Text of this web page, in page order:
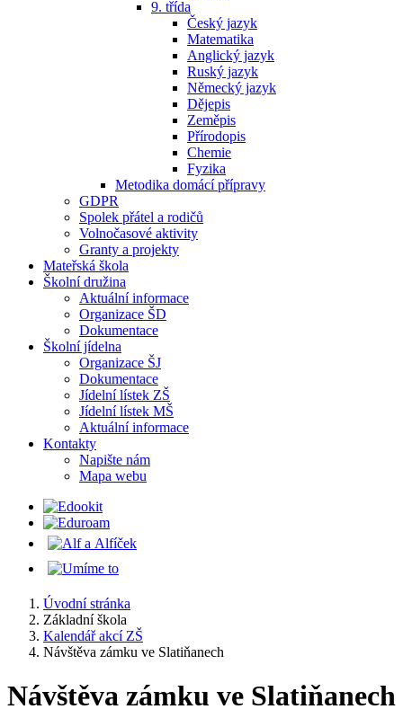
9. třída
Český jazyk
Matematika
Anglický jazyk
Ruský jazyk
Německý jazyk
Dějepis
Zeměpis
Přírodopis
Chemie
Fyzika
Metodika domácí přípravy
GDPR
Spolek přátel a rodičů
Volnočasové aktivity
Granty a projekty
Mateřská škola
Školní družina
Aktuální informace
Organizace ŠD
Dokumentace
Školní jídelna
Organizace ŠJ
Dokumentace
Jídelní lístek ZŠ
Jídelní lístek MŠ
Aktuální informace
Kontakty
Napište nám
Mapa webu
Úvodní stránka
Základní škola
Kalendář akcí ZŠ
Návštěva zámku ve Slatiňanech
Návštěva zámku ve Slatiňanech